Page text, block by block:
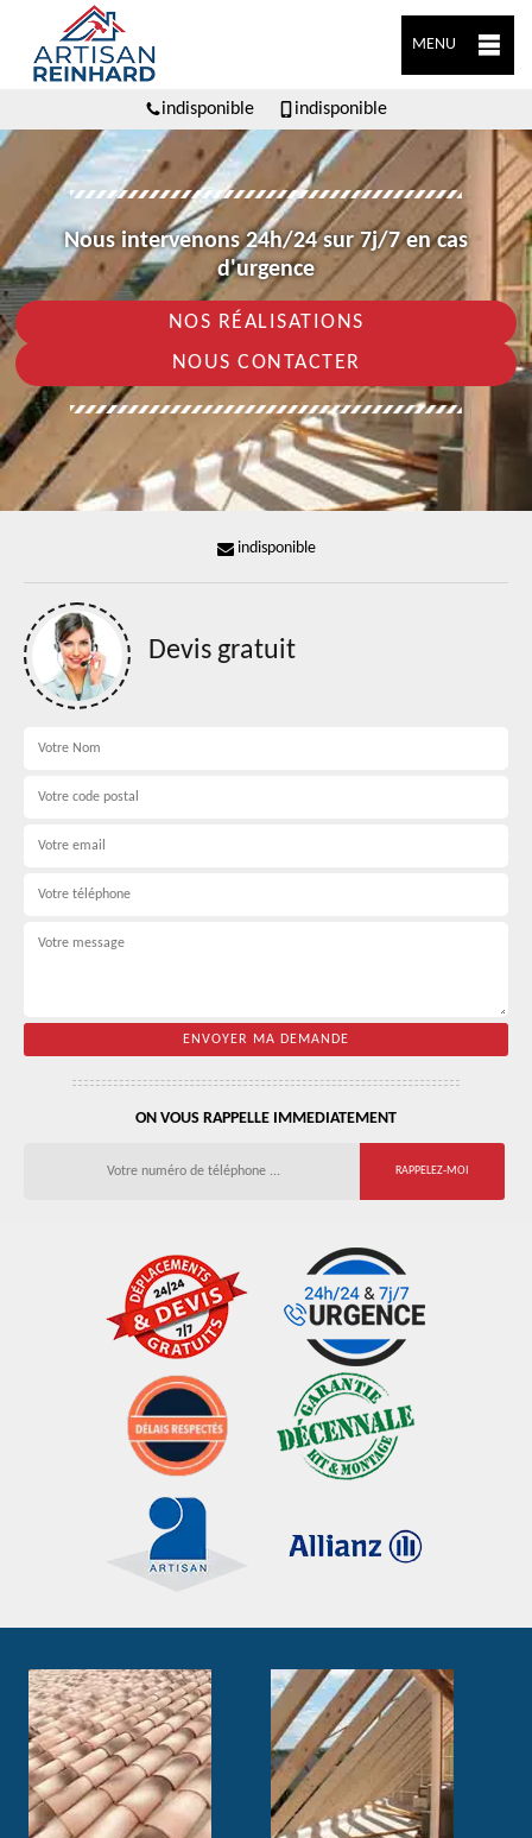
MENU
indisponible indisponible
Nous intervenons 24h/24 sur 7j/7 en cas
d'urgence
NOS RÉALISATIONS
NOUS CONTACTER
indisponible
Devis gratuit
ON VOUS RAPPELLE IMMEDIATEMENT